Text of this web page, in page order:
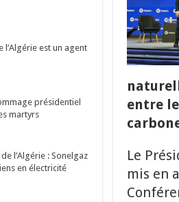
entre
Le
mis en
l’Algérie est un agent
présidentiel
martyrs
l’Algérie : Sonelgaz
en électricité